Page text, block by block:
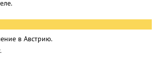
в Австрию.